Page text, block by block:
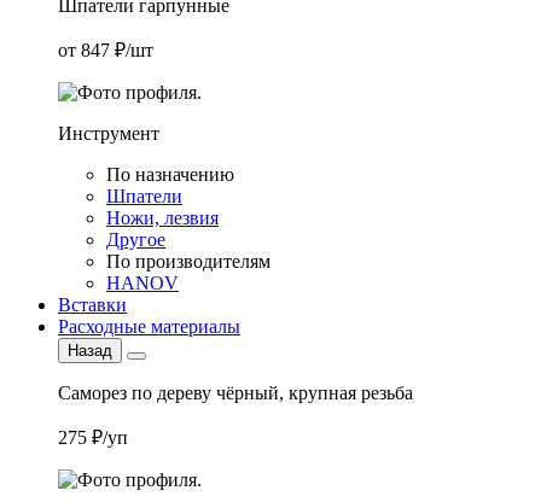
Шпатели гарпунные
от 847 ₽/шт
Инструмент
По назначению
Шпатели
Ножи, лезвия
Другое
По производителям
HANOV
Вставки
Расходные материалы
Назад
Саморез по дереву чёрный, крупная резьба
275 ₽/уп